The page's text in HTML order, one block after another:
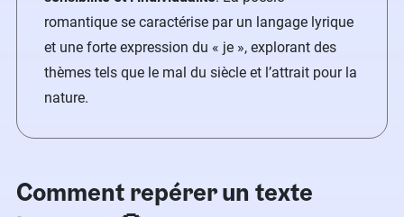
romantique se caractérise par un langage lyrique
et une forte expression du « je », explorant des
thèmes tels que le mal du siècle et l’attrait pour la
nature.
Comment repérer un texte